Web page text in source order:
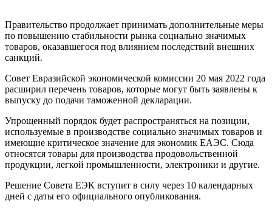
Правительство продолжает принимать дополнительные меры
по повышению стабильности рынка социально значимых
товаров, оказавшегося под влиянием последствий внешних
санкций.
Совет Евразийской экономической комиссии 20 мая 2022 года
расширил перечень товаров, которые могут быть заявлены к
выпуску до подачи таможенной декларации.
Упрощенный порядок будет распространяться на позиции,
используемые в производстве социально значимых товаров и
имеющие критическое значение для экономик ЕАЭС. Сюда
относятся товары для производства продовольственной
продукции, легкой промышленности, электроники и другие.
Решение Совета ЕЭК вступит в силу через 10 календарных
дней с даты его официального опубликования.